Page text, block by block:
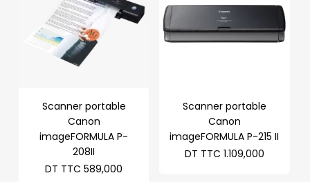
Scanner portable
Canon
imageFORMULA P-
208II
DT TTC 589,000
Scanner portable
Canon
imageFORMULA P-215 II
DT TTC 1.109,000